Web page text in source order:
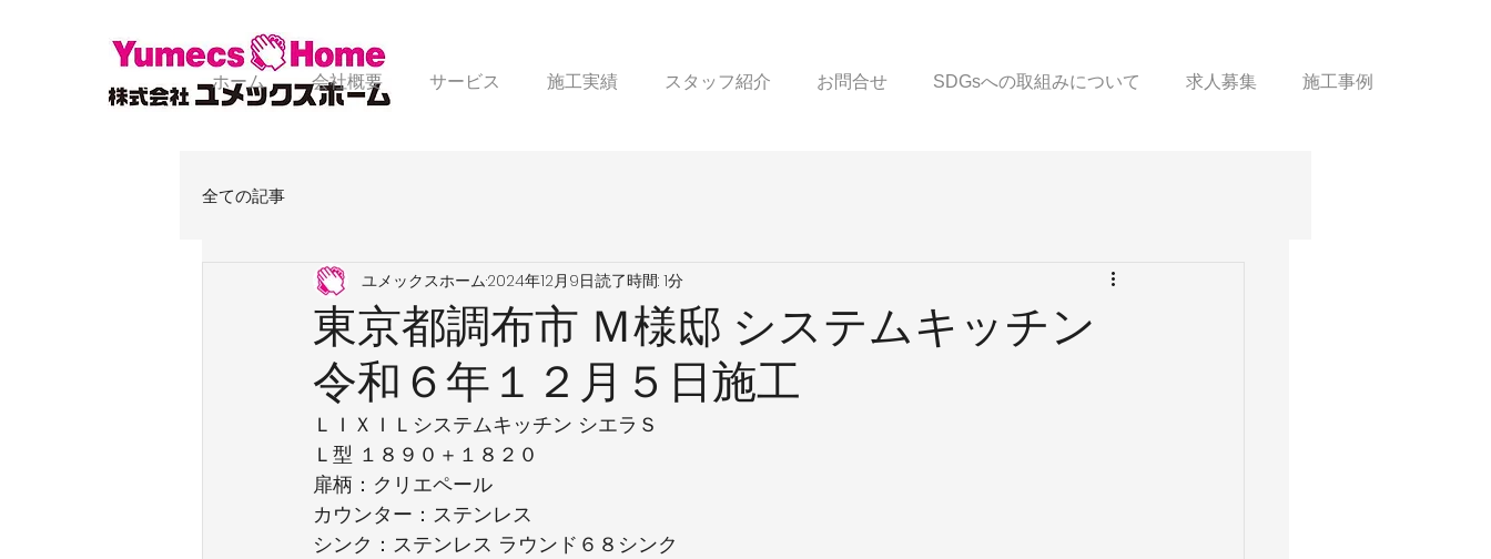
ホーム 会社概要 サービス 施工実績 スタッフ紹介 お問合せ SDGsへの取組みについて 求人募集 施工事例
全ての記事
東京都調布市 Ｍ様邸 システムキッチン
令和６年１２月５日施工
ユメックスホーム2024年12月9日読了時間: 1分
ＬＩＸＩＬシステムキッチン シエラＳ
Ｌ型 １８９０＋１８２０
扉柄：クリエペール
カウンター：ステンレス
シンク：ステンレス ラウンド６８シンク